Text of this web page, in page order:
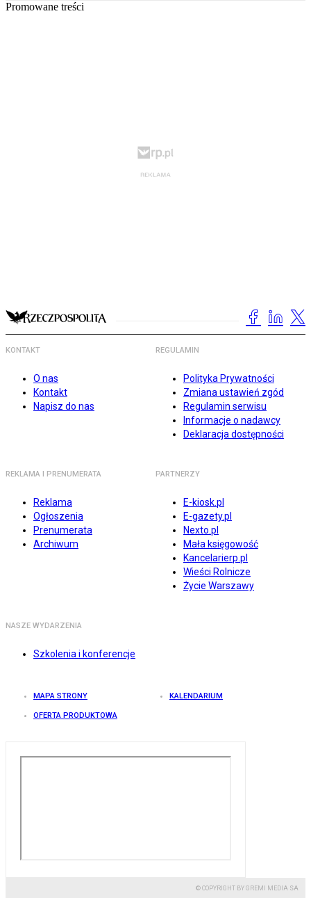
Promowane treści
KONTAKT
O nas
Kontakt
Napisz do nas
REGULAMIN
Polityka Prywatności
Zmiana ustawień zgód
Regulamin serwisu
Informacje o nadawcy
Deklaracja dostępności
REKLAMA I PRENUMERATA
Reklama
Ogłoszenia
Prenumerata
Archiwum
PARTNERZY
E-kiosk.pl
E-gazety.pl
Nexto.pl
Mała księgowość
Kancelarierp.pl
Wieści Rolnicze
Życie Warszawy
NASZE WYDARZENIA
Szkolenia i konferencje
MAPA STRONY KALENDARIUM
OFERTA PRODUKTOWA
© COPYRIGHT BY GREMI MEDIA SA